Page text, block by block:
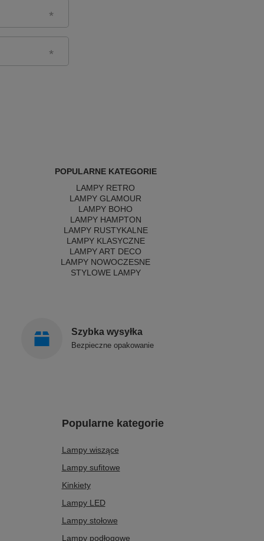
POPULARNE KATEGORIE
LAMPY RETRO
LAMPY GLAMOUR
LAMPY BOHO
LAMPY HAMPTON
LAMPY RUSTYKALNE
LAMPY KLASYCZNE
LAMPY ART DECO
LAMPY NOWOCZESNE
STYLOWE LAMPY
Szybka wysyłka
Bezpieczne opakowanie
Popularne kategorie
Lampy wiszące
Lampy sufitowe
Kinkiety
Lampy LED
Lampy stołowe
Lampy podłogowe